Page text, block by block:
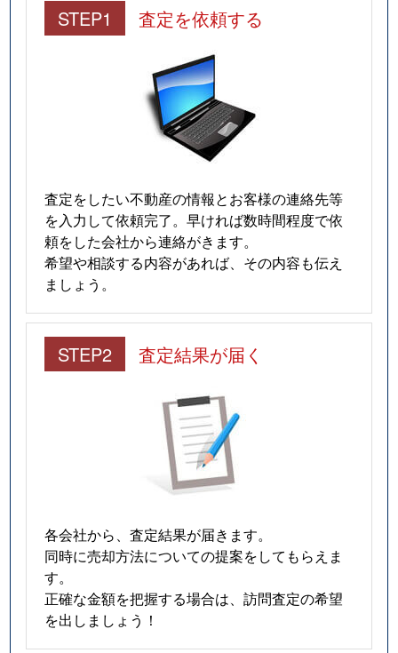
STEP1 査定を依頼する
査定をしたい不動産の情報とお客様の連絡先等
を入力して依頼完了。早ければ数時間程度で依
頼をした会社から連絡がきます。
希望や相談する内容があれば、その内容も伝え
ましょう。
STEP2 査定結果が届く
各会社から、査定結果が届きます。
同時に売却方法についての提案をしてもらえま
す。
正確な金額を把握する場合は、訪問査定の希望
を出しましょう！